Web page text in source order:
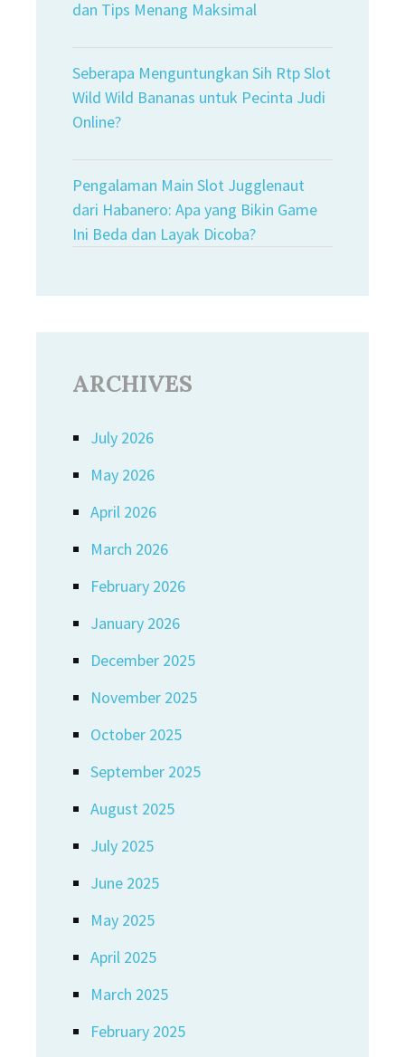
dan Tips Menang Maksimal
Seberapa Menguntungkan Sih Rtp Slot
Wild Wild Bananas untuk Pecinta Judi
Online?
Pengalaman Main Slot Jugglenaut
dari Habanero: Apa yang Bikin Game
Ini Beda dan Layak Dicoba?
ARCHIVES
July 2026
May 2026
April 2026
March 2026
February 2026
January 2026
December 2025
November 2025
October 2025
September 2025
August 2025
July 2025
June 2025
May 2025
April 2025
March 2025
February 2025